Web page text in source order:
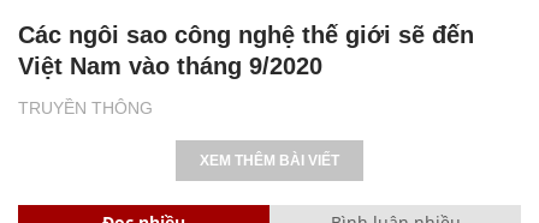
TRUYỀN THÔNG
Các ngôi sao công nghệ thế giới sẽ đến
Việt Nam vào tháng 9/2020
XEM THÊM BÀI VIẾT